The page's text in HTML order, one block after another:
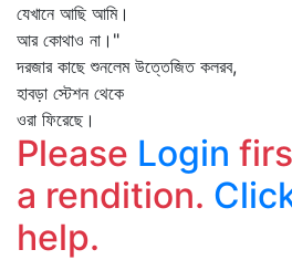
যেখানে আছি আমি।
আর কোথাও না।"
দরজার কাছে শুনলেম উত্তেজিত কলরব,
হাবড়া স্টেশন থেকে
ওরা ফিরেছে।
Please Login
a rendition.
help.